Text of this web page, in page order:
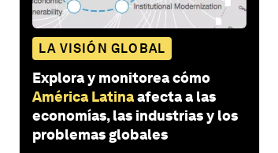
LA VISIÓN GLOBAL
Explora y monitorea cómo
América Latinaafecta a las
economías, las industrias y los
problemas globales